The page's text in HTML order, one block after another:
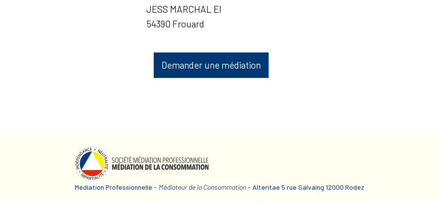
JESS MARCHAL EI
54390 Frouard
Demander une médiation
Médiation Professionnelle - Médiateur de la Consommation - Alteritae 5 rue Salvaing 12000 Rodez